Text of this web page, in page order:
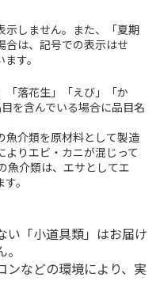
示しません。また、「夏期
合は、記号での表示はせ
す。
「落花生」「えび」「か
を含んでいる場合に品目名
介類を原材料として製造
りエビ・カニが混じって
魚介類は、エサとしてエ
。
い「小道具類」はお届け
ンなどの環境により、実